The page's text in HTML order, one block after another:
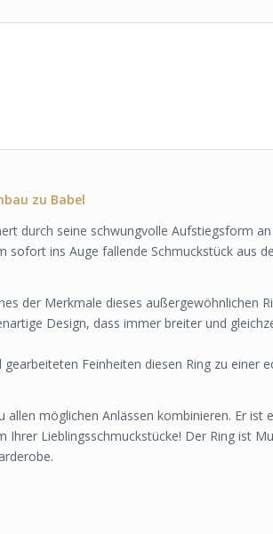
zu Babel
durch seine schwungvolle Aufstiegsform
sofort ins Auge fallende Schmuckstück aus
der Merkmale dieses außergewöhnlichen
Design, dass immer breiter und
Feinheiten diesen Ring zu einer
möglichen Anlässen kombinieren. Er ist
Lieblingsschmuckstücke! Der Ring ist